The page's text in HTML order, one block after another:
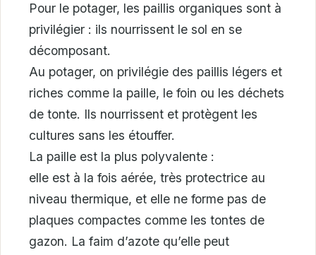
Pour le potager, les paillis organiques sont à
privilégier : ils nourrissent le sol en se
décomposant.
Au potager, on privilégie des paillis légers et
riches comme la paille, le foin ou les déchets
de tonte. Ils nourrissent et protègent les
cultures sans les étouffer.
La paille est la plus polyvalente :
elle est à la fois aérée, très protectrice au
niveau thermique, et elle ne forme pas de
plaques compactes comme les tontes de
gazon. La faim d’azote qu’elle peut